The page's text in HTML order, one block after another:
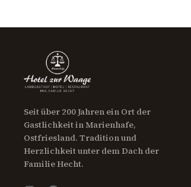
Seit über 200 Jahren ein Ort der
Gastlichkeit in Marienhafe,
Ostfriesland. Tradition und
Herzlichkeit unter dem Dach der
Familie Hecht.